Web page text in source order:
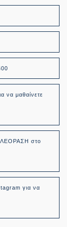
να μαθαίνετε
στο
για να